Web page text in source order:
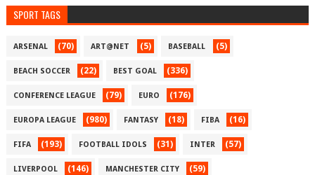
SPORT TAGS
ARSENAL (70) ART@NET (5) BASEBALL (5)
BEACH SOCCER (22) BEST GOAL (336)
CONFERENCE LEAGUE (79) EURO (176)
EUROPA LEAGUE (980) FANTASY (18) FIBA (16)
FIFA (193) FOOTBALL IDOLS (31) INTER (57)
LIVERPOOL (146) MANCHESTER CITY (59)